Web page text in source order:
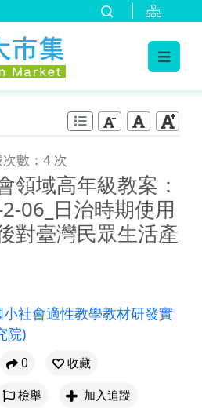
數：4 次
領域高年級教案：
06_日治時期使用
對臺灣民眾生活產
小社會適性教學教材研發實
院)
0
收藏
檢舉 加入追蹤